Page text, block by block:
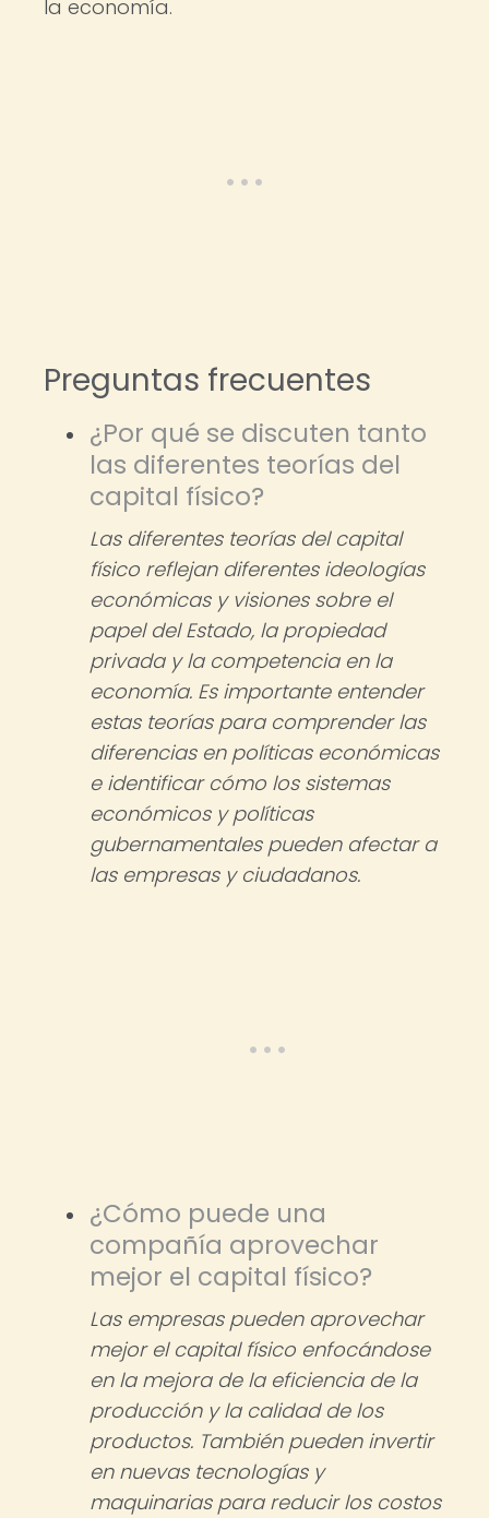
la economía.
Preguntas frecuentes
¿Por qué se discuten tanto
las diferentes teorías del
capital físico?
Las diferentes teorías del capital
físico reflejan diferentes ideologías
económicas y visiones sobre el
papel del Estado, la propiedad
privada y la competencia en la
economía. Es importante entender
estas teorías para comprender las
diferencias en políticas económicas
e identificar cómo los sistemas
económicos y políticas
gubernamentales pueden afectar a
las empresas y ciudadanos.
¿Cómo puede una
compañía aprovechar
mejor el capital físico?
Las empresas pueden aprovechar
mejor el capital físico enfocándose
en la mejora de la eficiencia de la
producción y la calidad de los
productos. También pueden invertir
en nuevas tecnologías y
maquinarias para reducir los costos